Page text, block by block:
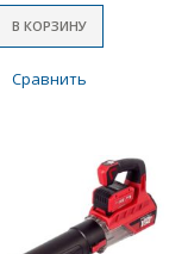
В КОРЗИНУ
Сравнить